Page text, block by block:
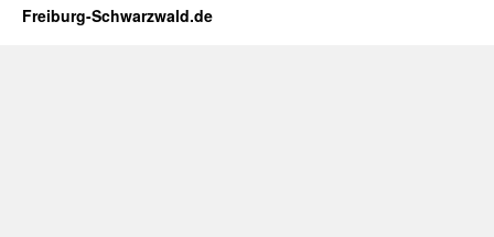
Freiburg-Schwarzwald.de